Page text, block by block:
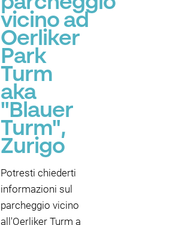
vicino ad
Oerliker
Park
Turm
aka
"Blauer
Turm",
Zurigo
Potresti chiederti
informazioni sul
parcheggio vicino
all'Oerliker Turm a